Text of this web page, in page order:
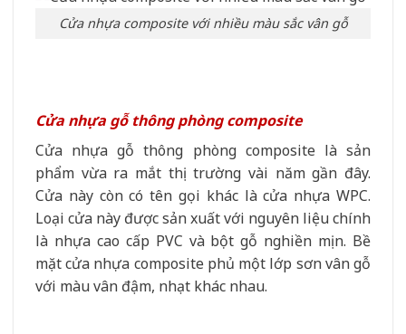
Cửa nhựa composite với nhiều màu sắc vân gỗ
Cửa nhựa gỗ thông phòng composite
Cửa nhựa gỗ thông phòng composite là sản
phẩm vừa ra mắt thị trường vài năm gần đây.
Cửa này còn có tên gọi khác là cửa nhựa WPC.
Loại cửa này được sản xuất với nguyên liệu chính
là nhựa cao cấp PVC và bột gỗ nghiền mịn. Bề
mặt cửa nhựa composite phủ một lớp sơn vân gỗ
với màu vân đậm, nhạt khác nhau.